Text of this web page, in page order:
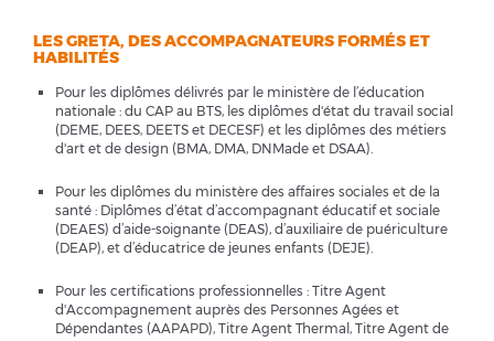
LES GRETA, DES ACCOMPAGNATEURS FORMÉS ET
HABILITÉS
Pour les diplômes délivrés par le ministère de l’éducation
nationale : du CAP au BTS, les diplômes d'état du travail social
(DEME, DEES, DEETS et DECESF) et les diplômes des métiers
d'art et de design (BMA, DMA, DNMade et DSAA).
Pour les diplômes du ministère des affaires sociales et de la
santé : Diplômes d’état d’accompagnant éducatif et sociale
(DEAES) d’aide-soignante (DEAS), d’auxiliaire de puériculture
(DEAP), et d’éducatrice de jeunes enfants (DEJE).
Pour les certifications professionnelles : Titre Agent
d'Accompagnement auprès des Personnes Agées et
Dépendantes (AAPAPD), Titre Agent Thermal, Titre Agent de